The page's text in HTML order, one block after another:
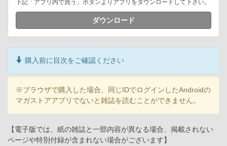
下記「アプリ内で買う」ボタンよりアプリをダウンロードして下さい。
ダウンロード
購入前に目次をご確認ください
※ブラウザで購入した場合、同じIDでログインしたAndroidの
マガストアアプリでないと雑誌を読むことができません。
【電子版では、紙の雑誌と一部内容が異なる場合、掲載されない
ページや特別付録が含まれない場合がございます】